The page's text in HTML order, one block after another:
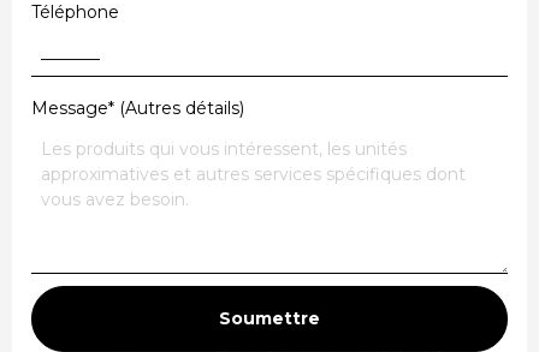
Téléphone
Message* (Autres détails)
Soumettre